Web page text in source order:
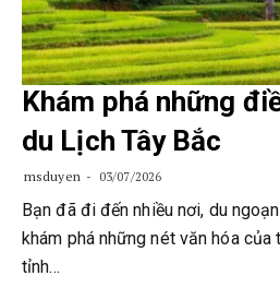
Khám phá những
du Lịch Tây Bắc
msduyen 03/07/2026
Bạn đã đi đến nhiều nơi, du
khám phá những nét văn hóa của
tỉnh…